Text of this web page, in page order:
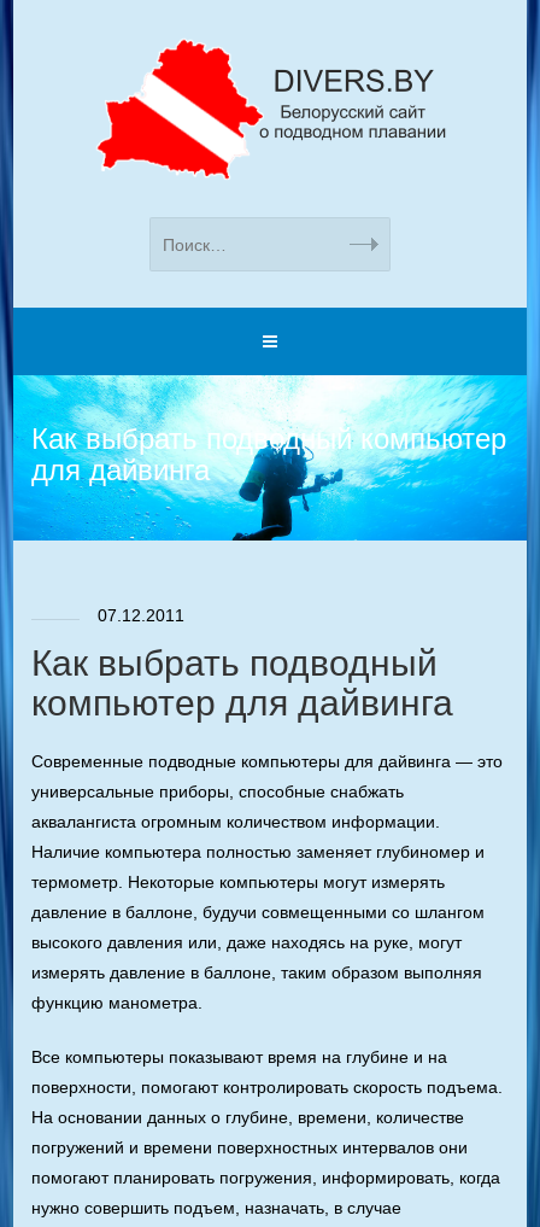
Как выбрать подводный компьютер
для дайвинга
07.12.2011
Как выбрать подводный
компьютер для дайвинга
Современные подводные компьютеры для дайвинга — это
универсальные приборы, способные снабжать
аквалангиста огромным количеством информации.
Наличие компьютера полностью заменяет глубиномер и
термометр. Некоторые компьютеры могут измерять
давление в баллоне, будучи совмещенными со шлангом
высокого давления или, даже находясь на руке, могут
измерять давление в баллоне, таким образом выполняя
функцию манометра.
Все компьютеры показывают время на глубине и на
поверхности, помогают контролировать скорость подъема.
На основании данных о глубине, времени, количестве
погружений и времени поверхностных интервалов они
помогают планировать погружения, информировать, когда
нужно совершить подъем, назначать, в случае